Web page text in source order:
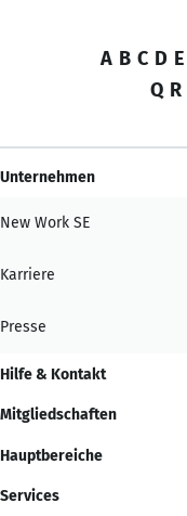
A B C D E
Q R
Unternehmen
New Work SE
Karriere
Presse
Hilfe & Kontakt
Mitgliedschaften
Hauptbereiche
Services